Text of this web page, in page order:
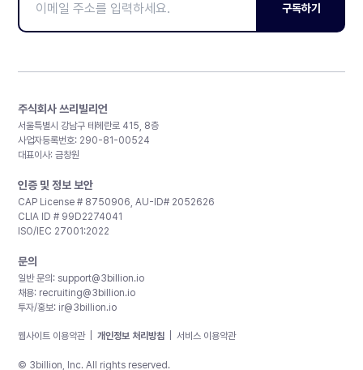
구독하기
주식회사 쓰리빌리언
서울특별시 강남구 테헤란로 415, 8층
사업자등록번호: 290-81-00524
대표이사: 금창원
인증 및 정보 보안
CAP License # 8750906, AU-ID# 2052626
CLIA ID # 99D2274041
ISO/IEC 27001:2022
문의
일반 문의: support@3billion.io
채용: recruiting@3billion.io
투자/홍보: ir@3billion.io
웹사이트 이용약관 개인정보 처리방침 서비스 이용약관
© 3billion, Inc. All rights reserved.